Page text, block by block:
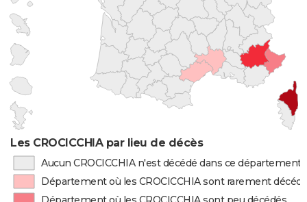
Les CROCICCHIA par lieu de décès
Aucun CROCICCHIA n'est décédé dans ce département
Département où les CROCICCHIA sont rarement